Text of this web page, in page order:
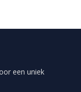
een uniek